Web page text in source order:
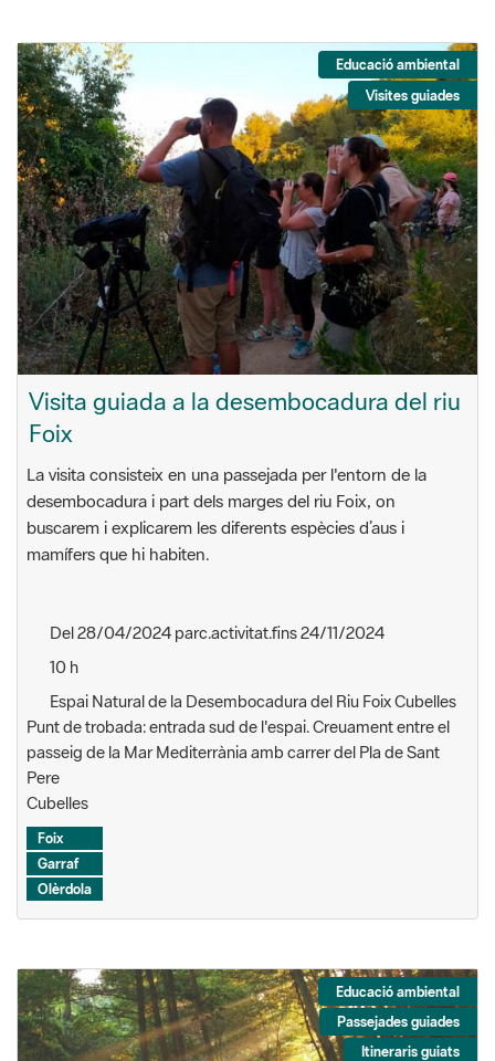
Educació ambiental
Visites guiades
Visita guiada a la desembocadura del riu
Foix
La visita consisteix en una passejada per l'entorn de la
desembocadura i part dels marges del riu Foix, on
buscarem i explicarem les diferents espècies d’aus i
mamífers que hi habiten.
Del 28/04/2024 parc.activitat.fins 24/11/2024
10 h
Espai Natural de la Desembocadura del Riu Foix Cubelles
Punt de trobada: entrada sud de l'espai. Creuament entre el
passeig de la Mar Mediterrània amb carrer del Pla de Sant
Pere
Cubelles
Foix
Garraf
Olèrdola
Educació ambiental
Passejades guiades
Itineraris guiats